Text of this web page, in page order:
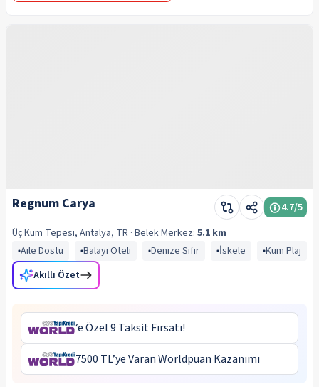
Regnum Carya 4.7/5
Üç Kum Tepesi, Antalya, TR · BelekMerkez: 5.1 km
Aile Dostu
Balayı Oteli Denize Sıfır İskele
Kum Plaj
Akıllı Özet
‘e Özel 9 Taksit Fırsatı!
7500 TL’ye Varan Worldpuan Kazanımı